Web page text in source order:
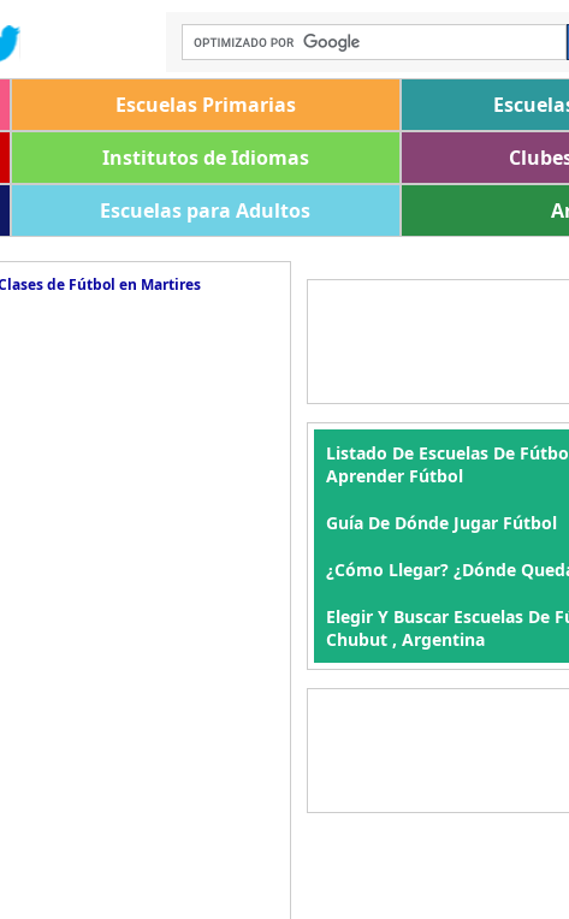
Escuelas Primarias
Institutos de Idiomas
Escuelas para Adultos
de Fútbol en Martires
Listado De Escuelas De
Aprender Fútbol
Guía De Dónde Jugar Fútbol
¿Cómo Llegar? ¿Dónde
Elegir Y Buscar Escuelas De
Chubut , Argentina